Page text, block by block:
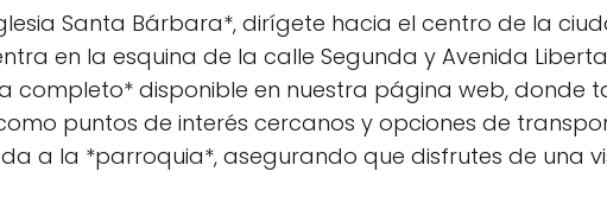
Santa Bárbara*, dirígete hacia el centro de la
en la esquina de la calle Segunda y Avenida
completo* disponible en nuestra página web, donde
puntos de interés cercanos y opciones de
a la *parroquia*, asegurando que disfrutes de una